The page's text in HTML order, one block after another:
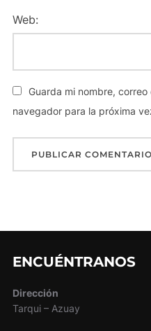
Web:
Guarda mi nombre,
navegador para la próxima
ENCUÉNTRANOS
Dirección
Tarqui – Azuay